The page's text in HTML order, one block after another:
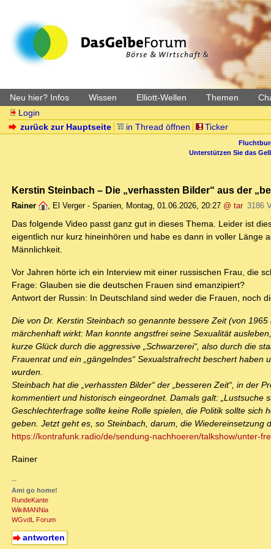
Neu hier? Infos Wissen Elliott-Wellen Themen
Login
zurück zur Hauptseite
in Thread öffnen Ticker
Unterstützen Sie das
Kerstin Steinbach – Die „verhassten Bilder“ aus der
Rainer , El Verger - Spanien, Montag, 01.06.2026, 20:27 @ tar 3186
Das folgende Video passt ganz gut in dieses Thema. Leider ist
eigentlich nur kurz hineinhören und habe es dann in voller Länge
Männlichkeit.
Vor Jahren hörte ich ein Interview mit einer russischen Frau, die
Frage: Glauben sie die deutschen Frauen sind emanzipiert?
Antwort der Russin: In Deutschland sind weder die Frauen, noch
Die von Dr. Kerstin Steinbach so genannte bessere Zeit (von
märchenhaft wirkt: Man konnte angstfrei seine Sexualität
kurze Glück durch die aggressive „Schwarzerei“, also durch die
Frauenrat und ein „gängelndes“ Sexualstrafrecht beschert
wurden.
Steinbach hat die „verhassten Bilder“ der „besseren Zeit“, in der
kommentiert und historisch eingeordnet. Damals galt: „Lustsuche
Geschlechterfrage sollte keine Rolle spielen, die Politik sollte sich
geben. Jetzt geht es, so Steinbach, darum, die
https://kontrafunk.radio/de/sendung-nachhoeren/talkshow/unter-
Rainer
--
Ami go home!
RundeKante
WikiMANNia
WGvdL Forum
antworten